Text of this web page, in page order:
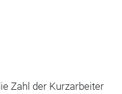
Zahl der Kurzarbeiter